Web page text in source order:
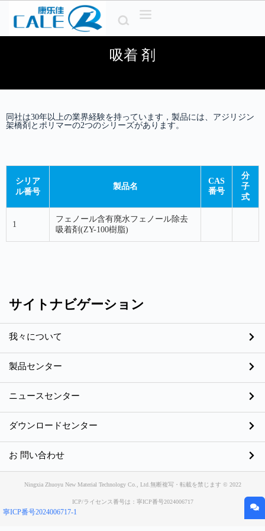
ン
テ
ッ
プ
吸着 剤
同社は30年以上の業界経験を持っています，製品には、アジリジン
架橋剤とポリマーの2つのシリーズがあります。
シリア
ル番号
製品名
CAS
番号
分
子
式
1
フェノール含有廃水フェノール除去
吸着剤(ZY-100樹脂)
サイトナビゲーション
我々について
製品センター
ニュースセンター
ダウンロードセンター
お 問い合わせ
Ningxia Zhuoyu New Material Technology Co., Ltd.無断複写・転載を禁じます © 2022
ICP/ライセンス番号は：寧ICP番号2024006717
寧ICP番号2024006717-1